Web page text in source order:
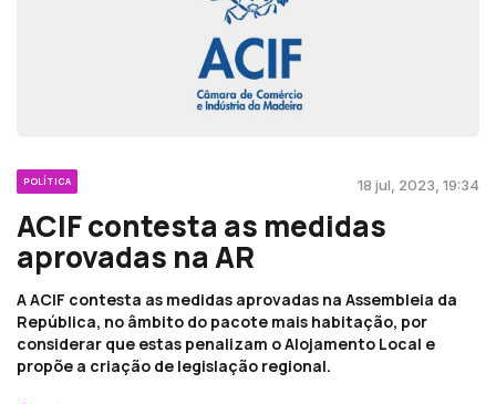
POLÍTICA 18 jul, 2023, 19:34
ACIF contesta as medidas
aprovadas na AR
A ACIF contesta as medidas aprovadas na Assembleia da
República, no âmbito do pacote mais habitação, por
considerar que estas penalizam o Alojamento Local e
propõe a criação de legislação regional.